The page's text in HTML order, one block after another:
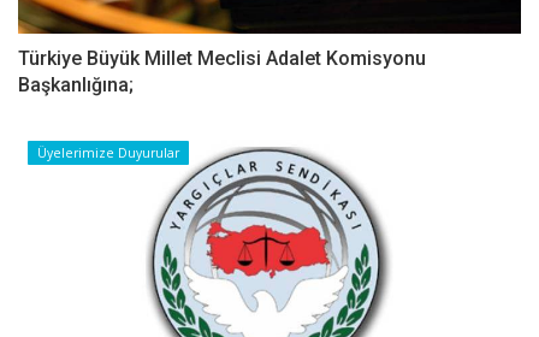
Türkiye Büyük Millet Meclisi Adalet Komisyonu
Başkanlığına;
Üyelerimize Duyurular